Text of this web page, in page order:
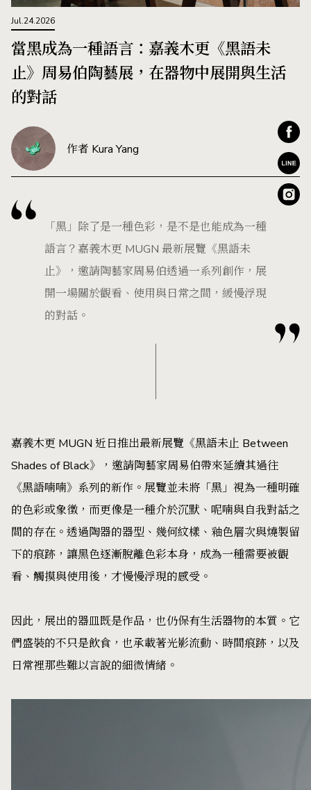
Jul.24.2026
當黑成為一種語言：嘉義木更《黑語未
止》周易伯陶藝展，在器物中展開與生活
的對話
作者 Kura Yang
「黑」除了是一種色彩，是不是也能成為一種
語言？嘉義木更 MUGN 最新展覽《黑語未
止》，邀請陶藝家周易伯透過一系列創作，展
開一場關於觀看、使用與日常之間，緩慢浮現
的對話。
嘉義木更 MUGN 近日推出最新展覽《黑語未止 Between
Shades of Black》，邀請陶藝家周易伯帶來延續其過往
《黑語喃喃》系列的新作。展覽並未將「黑」視為一種明確
的色彩或象徵，而更像是一種介於沉默、呢喃與自我對話之
間的存在。透過陶器的器型、幾何紋樣、釉色層次與燒製留
下的痕跡，讓黑色逐漸脫離色彩本身，成為一種需要被觀
看、觸摸與使用後，才慢慢浮現的感受。
因此，展出的器皿既是作品，也仍保有生活器物的本質。它
們盛裝的不只是飲食，也承載著光影流動、時間痕跡，以及
日常裡那些難以言說的細微情緒。